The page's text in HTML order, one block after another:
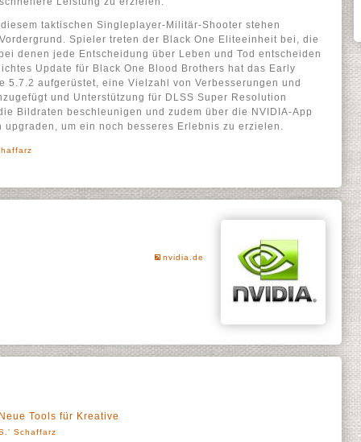
taktischen Singleplayer-Militär-Shooter stehen
Spieler treten der Black One Eliteeinheit bei, die
denen jede Entscheidung über Leben und Tod entscheiden
Update für Black One Blood Brothers hat das Early
5.7.2 aufgerüstet, eine Vielzahl von Verbesserungen und
und Unterstützung für DLSS Super Resolution
Bildraten beschleunigen und zudem über die NVIDIA-App
upgraden, um ein noch besseres Erlebnis zu erzielen.
nvidia.de
Tools für Kreative
Schaffarz